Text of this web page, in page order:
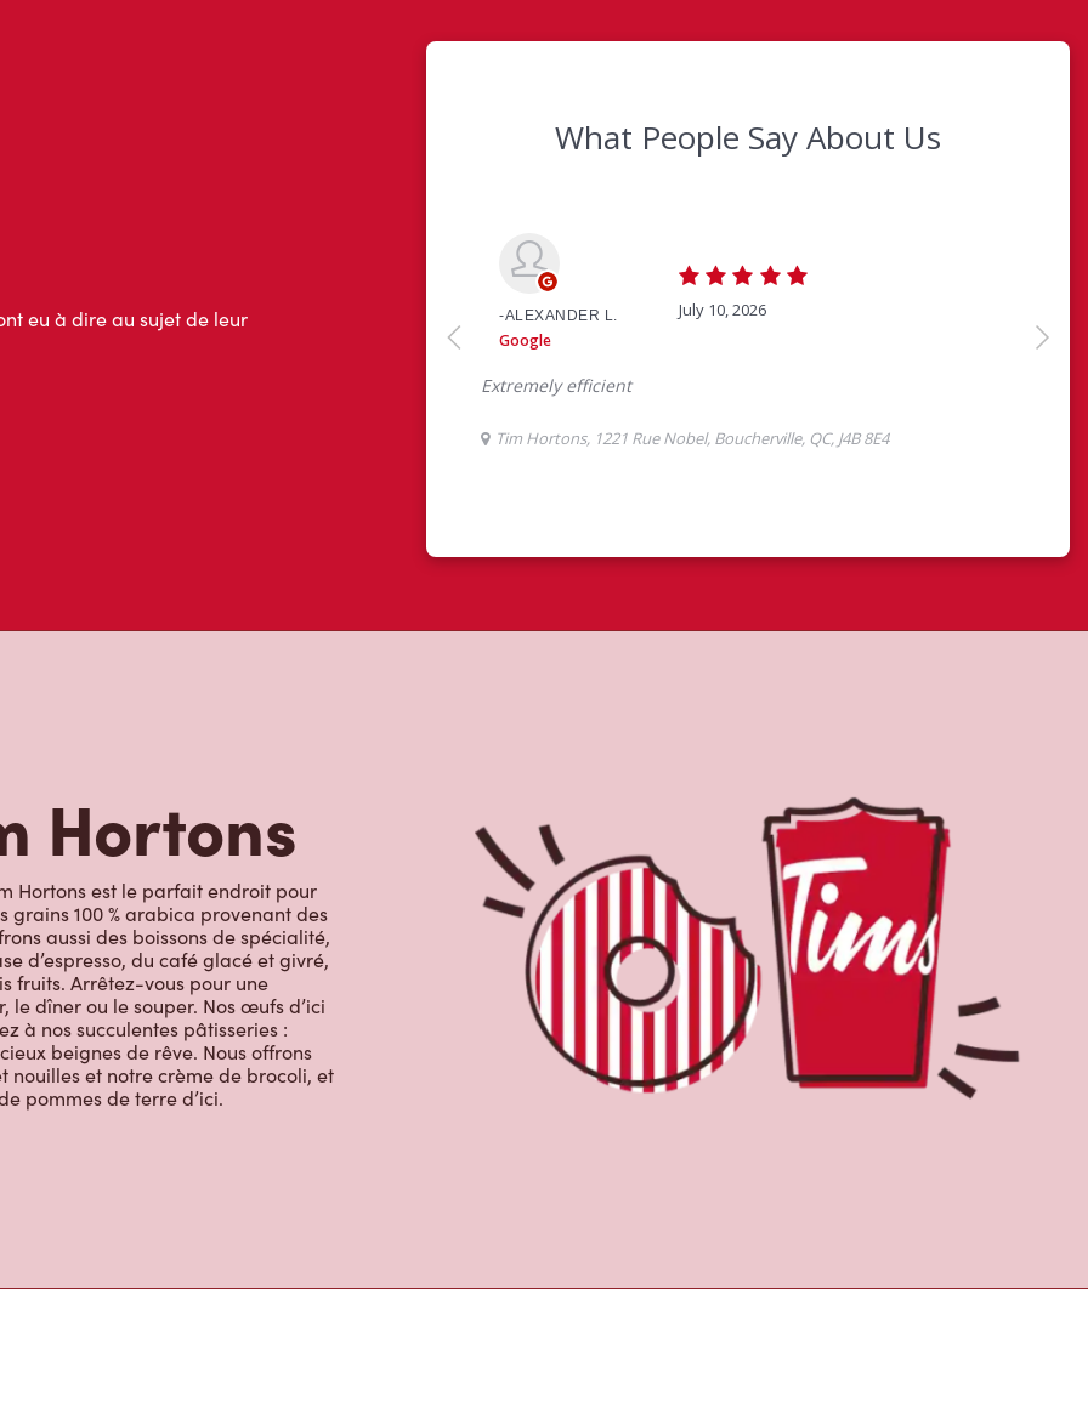
Hortons
Hortons est le parfait endroit pour
100 % arabica provenant des
aussi des boissons de spécialité,
d’espresso, du café glacé et givré,
fruits. Arrêtez-vous pour une
dîner ou le souper. Nos œufs d’ici
à nos succulentes pâtisseries :
beignes de rêve. Nous offrons